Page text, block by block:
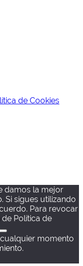
de Cookies
damos la mejor
Si sigues utilizando
Para revocar
Política de
momento